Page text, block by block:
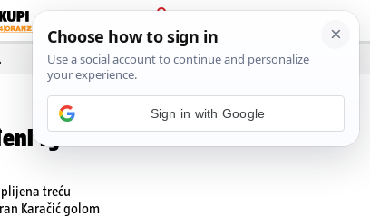
PRIJAVA
igrač
treću
Karačić golom